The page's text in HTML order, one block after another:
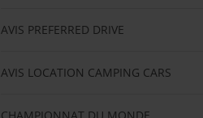
AVIS PREFERRED DRIVE
AVIS LOCATION CAMPING CARS